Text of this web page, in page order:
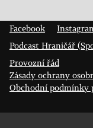
Facebook
Podcast Hraničář
Provozní řád
Zásady ochrany
Obchodní podmínky